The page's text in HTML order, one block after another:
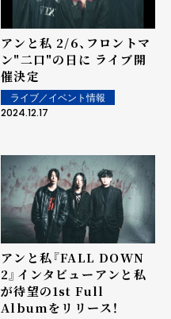
アンと私 2/6、フロントマ
ン"二口"の日に ライブ開
催決定
ライブ／イベント情報
2024.12.17
アンと私『FALL DOWN
2』インタビュー――アンと私
が待望の1st Full
Albumをリリース！